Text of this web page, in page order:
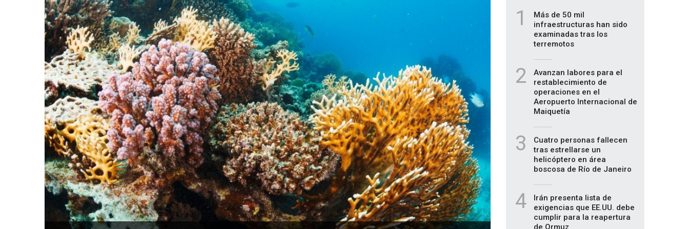
1
Más de 50 mil
infraestructuras han sido
examinadas tras los
terremotos
2
Avanzan labores para el
restablecimiento de
operaciones en el
Aeropuerto Internacional de
Maiquetía
3
Cuatro personas fallecen
tras estrellarse un
helicóptero en área
boscosa de Río de Janeiro
4
Irán presenta lista de
exigencias que EE.UU. debe
cumplir para la reapertura
de Ormuz